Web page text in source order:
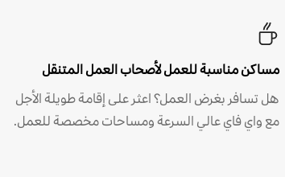
مساكن مناسبة للعمل لأصحاب العمل المتنقل
هل تسافر بغرض العمل؟ اعثر على إقامة طويلة الأجل
مع واي فاي عالي السرعة ومساحات مخصصة للعمل.